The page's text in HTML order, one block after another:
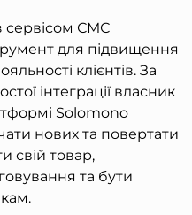
сервісом СМС
для підвищення
клієнтів. За
інтеграції власник
Solomono
нових та повертати
свій товар,
та бути